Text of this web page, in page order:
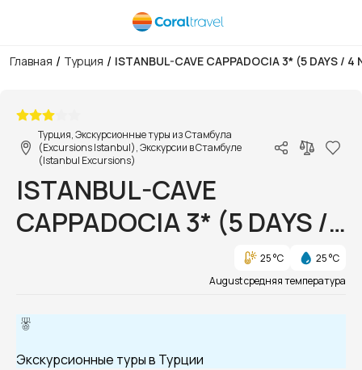
Главная / Турция / ISTANBUL-CAVE CAPPADOCIA 3* (5 DAYS / 4
Турция, Экскурсионные туры из Стамбула
(Excursions Istanbul), Экскурсии в Стамбуле
(Istanbul Excursions)
ISTANBUL-CAVE
CAPPADOCIA 3* (5 DAYS /
25 °C
25 °C
August средняя температура
Экскурсионные туры в Турции